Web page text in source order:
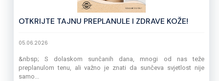
OTKRIJTE TAJNU PREPLANULE I ZDRAVE KOŽE!
05.06.2026
&nbsp; S dolaskom sunčanih dana, mnogi od nas teže
preplanulom tenu, ali važno je znati da sunčeva svjetlost nije
samo...